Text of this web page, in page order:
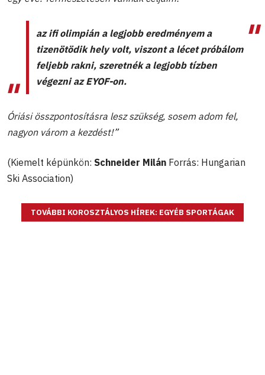
az ifi olimpián a legjobb eredményem a
tizenötödik hely volt, viszont a lécet próbálom
feljebb rakni, szeretnék a legjobb tízben
végezni az EYOF-on.
Óriási összpontosításra lesz szükség, sosem adom fel,
nagyon várom a kezdést!”
(Kiemelt képünkön: Schneider Milán Forrás: Hungarian
Ski Association)
TOVÁBBI KOROSZTÁLYOS HÍREK: EGYÉB SPORTÁGAK